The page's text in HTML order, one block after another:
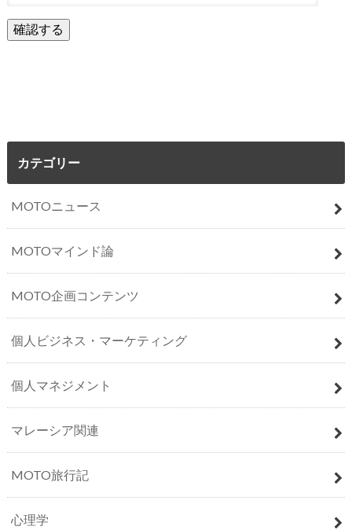
カテゴリー
MOTOニュース
MOTOマインド論
MOTO企画コンテンツ
個人ビジネス・マーケティング
個人マネジメント
マレーシア関連
MOTO旅行記
心理学